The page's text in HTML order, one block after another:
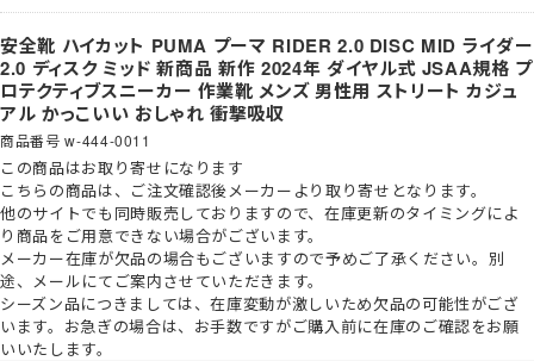
安全靴 ハイカット PUMA プーマ RIDER 2.0 DISC MID ライダー
2.0 ディスク ミッド 新商品 新作 2024年 ダイヤル式 JSAA規格 プ
ロテクティブスニーカー 作業靴 メンズ 男性用 ストリート カジュ
アル かっこいい おしゃれ 衝撃吸収
商品番号 w-444-0011
この商品はお取り寄せ になります
こちらの商品は、ご注文確認後メーカーより取り寄せとなります。
他のサイトでも同時販売しておりますので、在庫更新のタイミングによ
り商品をご用意できない場合がございます。
メーカー在庫が欠品の場合もございますので予めご了承ください。 別
途、メールにてご案内させていただきます。
シーズン品につきましては、在庫変動が激しいため欠品の可能性がござ
います。お急ぎの場合は、お手数ですがご購入前に在庫のご確認をお願
いいたします。